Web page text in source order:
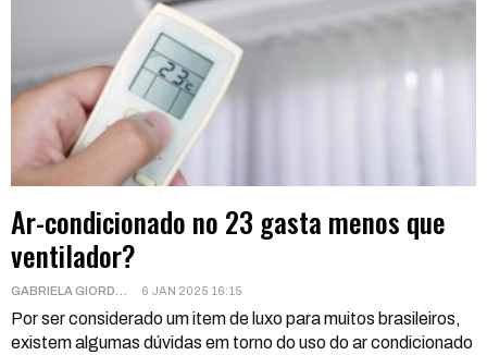
Ar-condicionado no 23 gasta menos que
ventilador?
6 JAN 2025 16:15
Por ser considerado um item de luxo para muitos brasileiros,
existem algumas dúvidas em torno do uso do ar condicionado